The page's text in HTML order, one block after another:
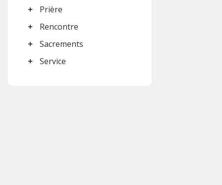
Prière
Rencontre
Sacrements
Service